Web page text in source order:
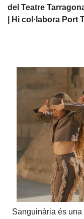
del Teatre
| Hi col·labora Port
Sanguinària és